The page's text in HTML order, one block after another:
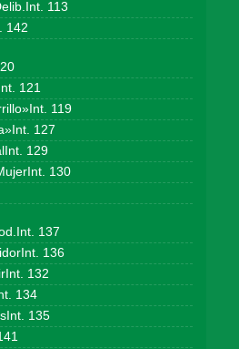
113
142
121
119
127
129
130
137
136
132
134
135